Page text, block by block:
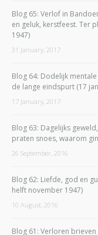
Blog 65: Verlof in
en geluk, kerstfeest. Ter
1947)
31 January, 2017
Blog 64: Dodelijk
de lange eindspurt (17
17 January, 2017
Blog 63: Dagelijks
praten snoes, waarom
26 September, 2016
Blog 62: Liefde, god en
helft november 1947)
10 August, 2016
Blog 61: Verloren